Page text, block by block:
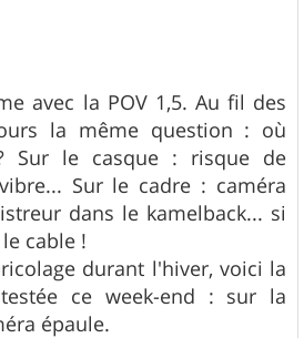
avec la POV 1,5. Au fil des
la même question : où
Sur le casque : risque de
Sur le cadre : caméra
dans le kamelback... si
cable !
durant l'hiver, voici la
ce week-end : sur la
épaule.